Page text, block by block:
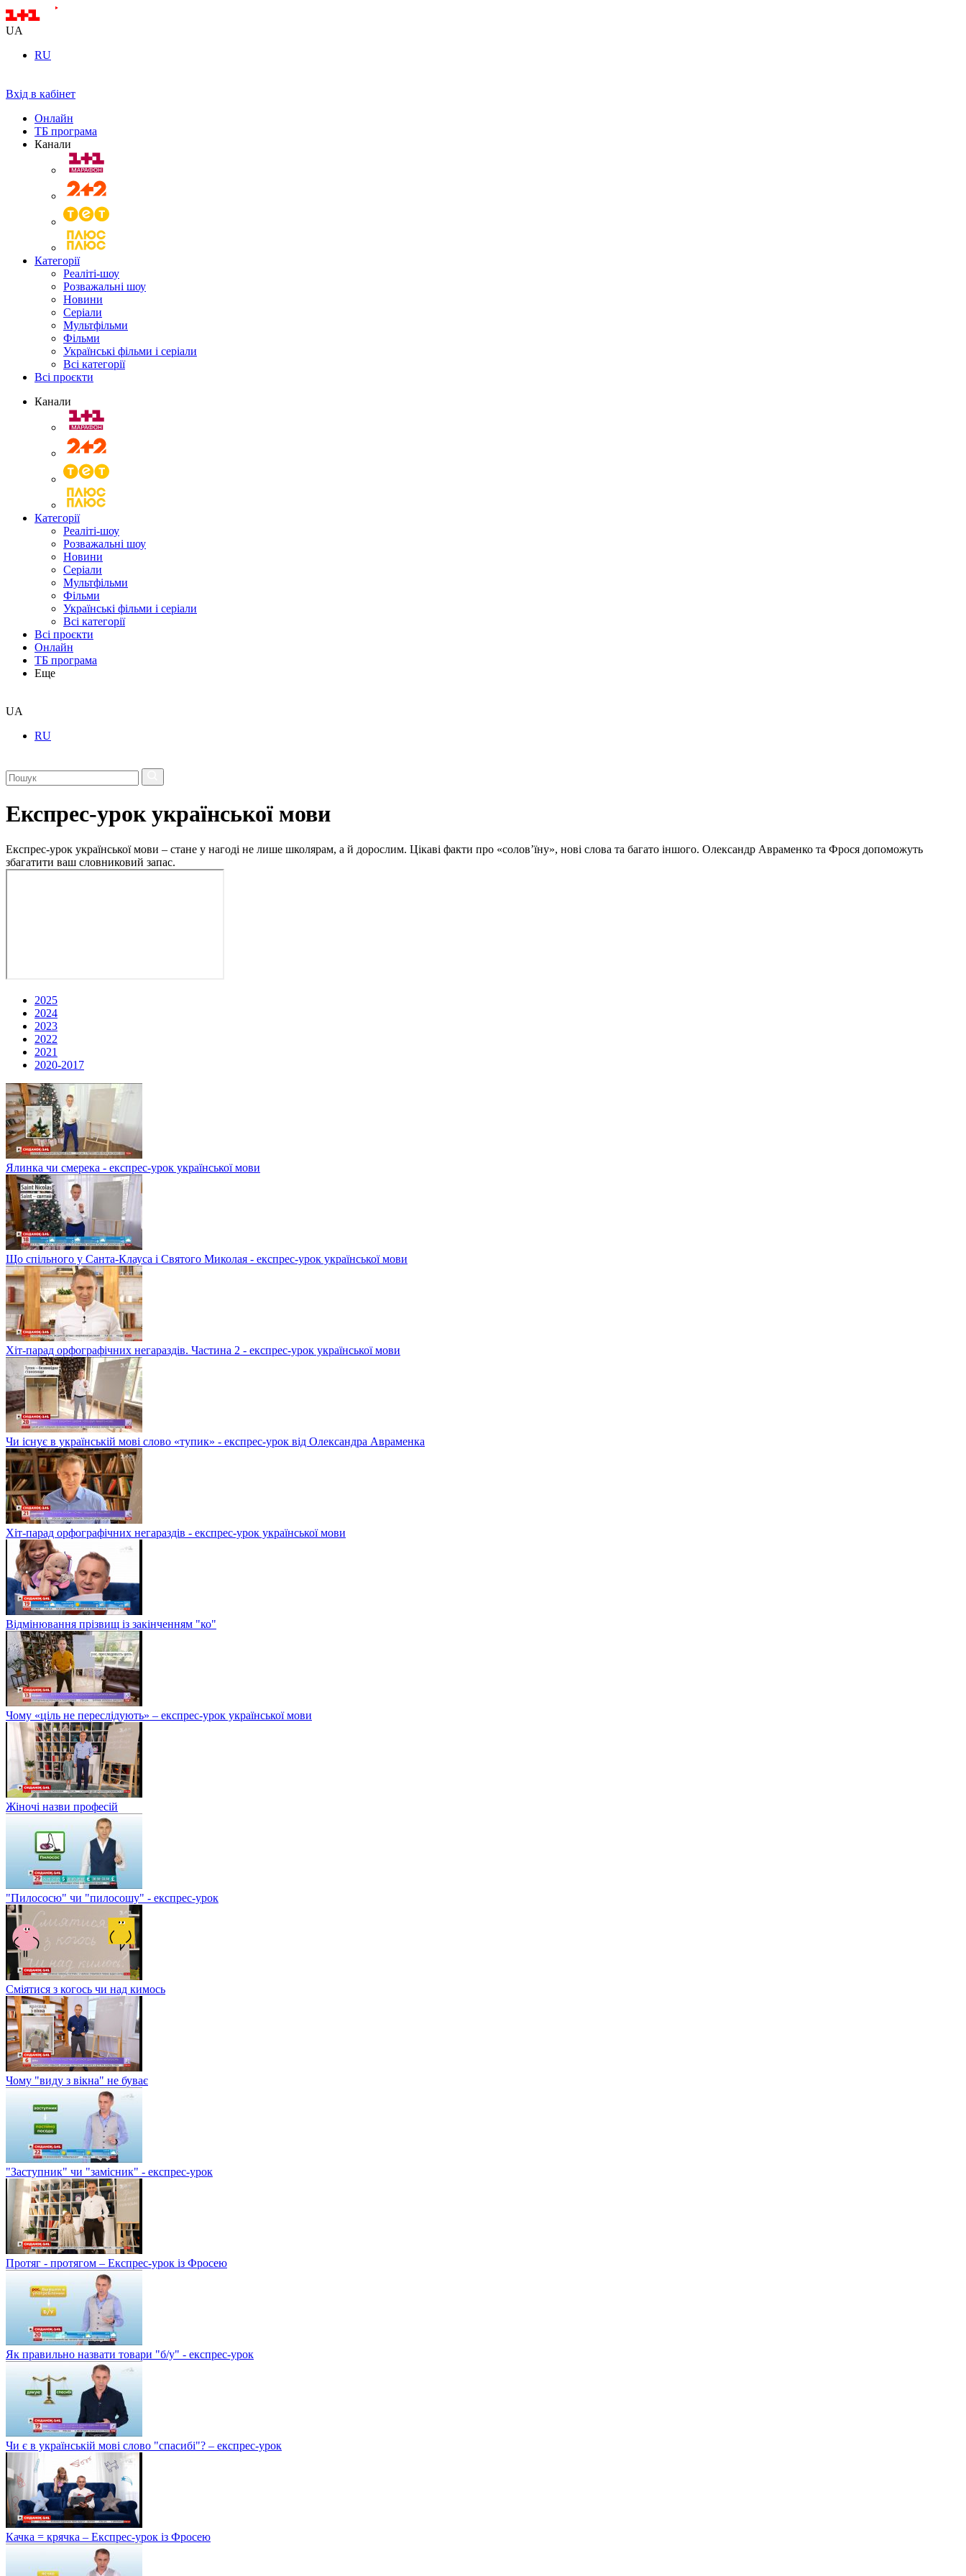
UA
RU
Вхід в кабінет
Онлайн
ТБ програма
Канали
Категорії
Реаліті-шоу
Розважальні шоу
Новини
Серіали
Мультфільми
Фільми
Українські фільми і серіали
Всі категорії
Всі проєкти
Канали
Категорії
Реаліті-шоу
Розважальні шоу
Новини
Серіали
Мультфільми
Фільми
Українські фільми і серіали
Всі категорії
Всі проєкти
Онлайн
ТБ програма
Еще
UA
RU
Експрес-урок української мови
Експрес-урок української мови – стане у нагоді не лише школярам, а й дорослим. Цікаві факти про «солов’їну», нові слова та багато іншого. Олександр Авраменко та Фрося допоможуть
збагатити ваш словниковий запас.
2025
2024
2023
2022
2021
2020-2017
Ялинка чи смерека - експрес-урок української мови
Що спільного у Санта-Клауса і Святого Миколая - експрес-урок української мови
Хіт-парад орфографічних негараздів. Частина 2 - експрес-урок української мови
Чи існує в українській мові слово «тупик» - експрес-урок від Олександра Авраменка
Хіт-парад орфографічних негараздів - експрес-урок української мови
Відмінювання прізвищ із закінченням "ко"
Чому «ціль не переслідують» – експрес-урок української мови
Жіночі назви професій
"Пилососю" чи "пилосошу" - експрес-урок
Сміятися з когось чи над кимось
Чому "виду з вікна" не буває
"Заступник" чи "замісник" - експрес-урок
Протяг - протягом – Експрес-урок із Фросею
Як правильно назвати товари "б/у" - експрес-урок
Чи є в українській мові слово "спасибі"? – експрес-урок
Качка = крячка – Експрес-урок із Фросею